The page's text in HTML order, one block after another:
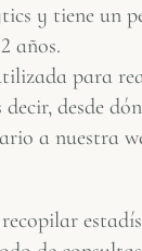
y tiene un
años.
para
desde
a nuestra